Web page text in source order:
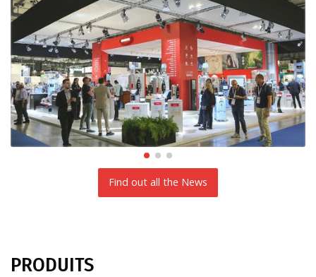
Find out all the News
PRODUITS